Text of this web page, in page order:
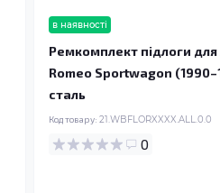
в наявності
Ремкомплект підлоги для
Romeo Sportwagon
сталь
Код товару: 21.WBFLORXXXX.ALL.0.0
0